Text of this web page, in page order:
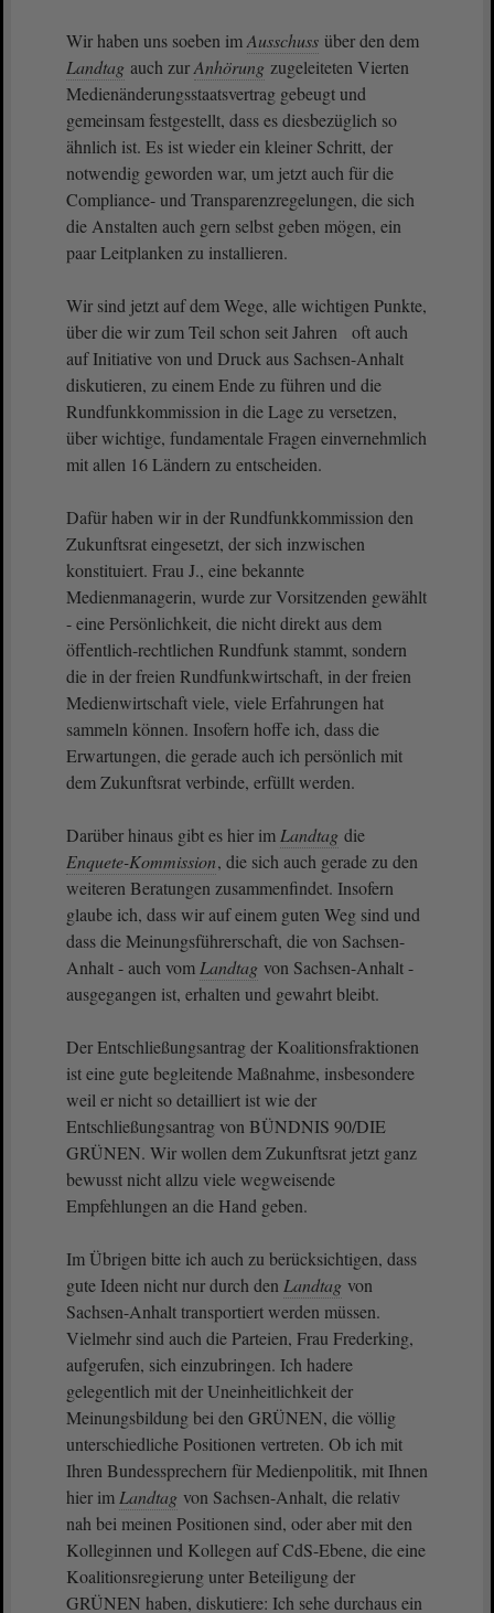
Wir haben uns soeben imAusschuss über den dem
Landtag auch zurAnhörung zugeleiteten Vierten
Medienänderungsstaatsvertrag gebeugt und
gemeinsam festgestellt, dass es diesbezüglich so
ähnlich ist. Es ist wieder ein kleiner Schritt, der
notwendig geworden war, um jetzt auch für die
Compliance- und Transparenzregelungen, die sich
die Anstalten auch gern selbst geben mögen, ein
paar Leitplanken zu installieren.
Wir sind jetzt auf dem Wege, alle wichtigen Punkte,
über die wir zum Teil schon seit Jahren oft auch
auf Initiative von und Druck aus Sachsen-Anhalt
diskutieren, zu einem Ende zu führen und die
Rundfunkkommission in die Lage zu versetzen,
über wichtige, fundamentale Fragen einvernehmlich
mit allen 16 Ländern zu entscheiden.
Dafür haben wir in der Rundfunkkommission den
Zukunftsrat eingesetzt, der sich inzwischen
konstituiert. Frau J., eine bekannte
Medienmanagerin, wurde zur Vorsitzenden gewählt
- eine Persönlichkeit, die nicht direkt aus dem
öffentlich-rechtlichen Rundfunk stammt, sondern
die in der freien Rundfunkwirtschaft, in der freien
Medienwirtschaft viele, viele Erfahrungen hat
sammeln können. Insofern hoffe ich, dass die
Erwartungen, die gerade auch ich persönlich mit
dem Zukunftsrat verbinde, erfüllt werden.
Darüber hinaus gibt es hier im Landtag die
Enquete-Kommission, die sich auch gerade zu den
weiteren Beratungen zusammenfindet. Insofern
glaube ich, dass wir auf einem guten Weg sind und
dass die Meinungsführerschaft, die von Sachsen-
Anhalt - auch vom Landtag von Sachsen-Anhalt -
ausgegangen ist, erhalten und gewahrt bleibt.
Der Entschließungsantrag der Koalitionsfraktionen
ist eine gute begleitende Maßnahme, insbesondere
weil er nicht so detailliert ist wie der
Entschließungsantrag von BÜNDNIS 90/DIE
GRÜNEN. Wir wollen dem Zukunftsrat jetzt ganz
bewusst nicht allzu viele wegweisende
Empfehlungen an die Hand geben.
Im Übrigen bitte ich auch zu berücksichtigen, dass
gute Ideen nicht nur durch den Landtag von
Sachsen-Anhalt transportiert werden müssen.
Vielmehr sind auch die Parteien, Frau Frederking,
aufgerufen, sich einzubringen. Ich hadere
gelegentlich mit der Uneinheitlichkeit der
Meinungsbildung bei den GRÜNEN, die völlig
unterschiedliche Positionen vertreten. Ob ich mit
Ihren Bundessprechern für Medienpolitik, mit Ihnen
hier im Landtag von Sachsen-Anhalt, die relativ
nah bei meinen Positionen sind, oder aber mit den
Kolleginnen und Kollegen auf CdS-Ebene, die eine
Koalitionsregierung unter Beteiligung der
GRÜNEN haben, diskutiere: Ich sehe durchaus ein